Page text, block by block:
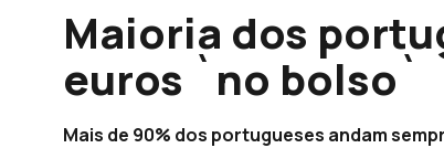
Maioria dos
euros `no bolso`
Mais de 90% dos portugueses andam